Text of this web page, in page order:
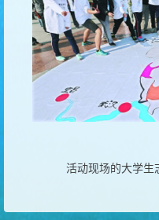
活动现场的大学生